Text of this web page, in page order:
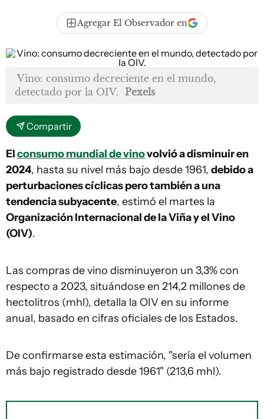
Agregar El Observador en
Vino: consumo decreciente en el mundo,
detectado por la OIV. Pexels
Compartir
Elconsumo mundial de vinovolvió a disminuir en
2024, hasta su nivel más bajo desde 1961, debido a
perturbaciones cíclicas pero también a una
tendencia subyacente, estimó el martes la
Organización Internacional de la Viña y el Vino
(OIV).
Las compras de vino disminuyeron un 3,3% con
respecto a 2023, situándose en 214,2 millones de
hectolitros (mhl), detalla la OIV en su informe
anual, basado en cifras oficiales de los Estados.
De confirmarse esta estimación, "sería el volumen
más bajo registrado desde 1961" (213,6 mhl).